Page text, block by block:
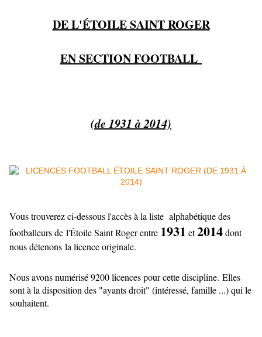
DE L'ÉTOILE SAINT ROGER
EN SECTION FOOTBALL
(de 1931 à 2014)
Vous trouverez ci-dessous l'accès à la liste alphabétique des
footballeurs de l'Étoile Saint Roger entre 1931 et2014dont
nous détenons la licence originale.
Nous avons numérisé 9200 licences pour cette discipline. Elles
sont à la disposition des "ayants droit" (intéressé, famille ...) qui le
souhaitent.